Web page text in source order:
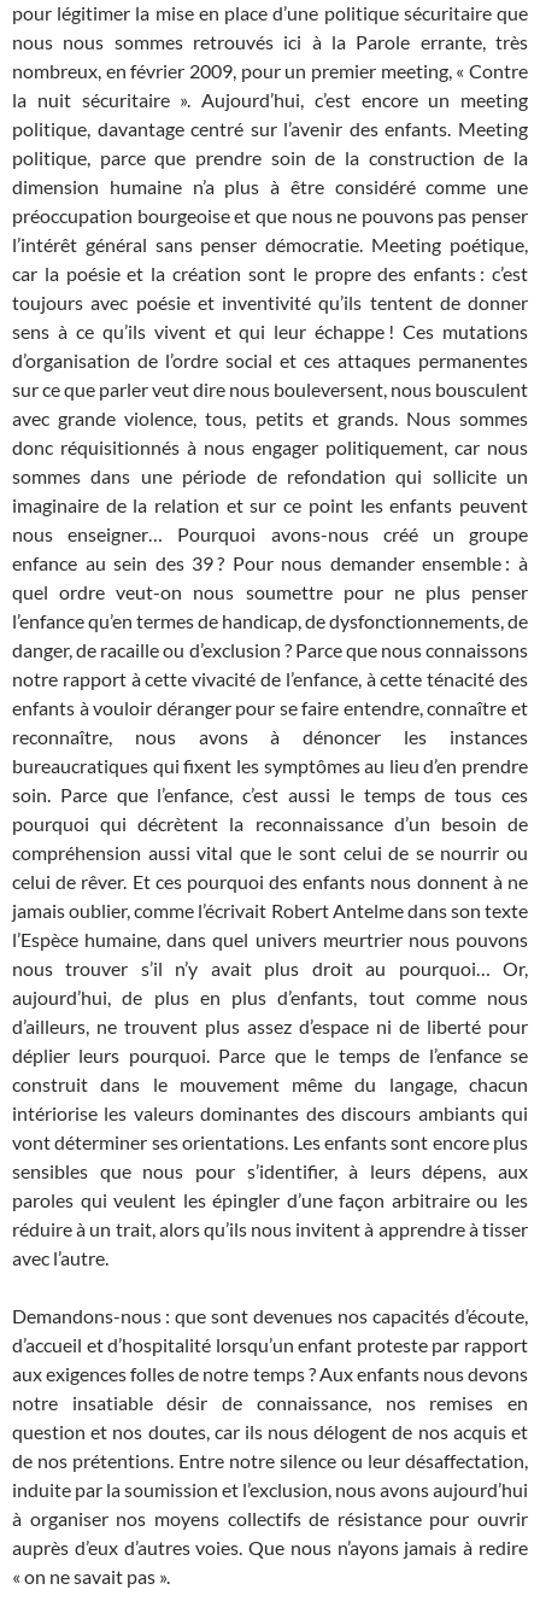
pour légitimer la mise en place d’une politique sécuritaire que
nous nous sommes retrouvés ici à la Parole errante, très
nombreux, en février 2009, pour un premier meeting, « Contre
la nuit sécuritaire ». Aujourd’hui, c’est encore un meeting
politique, davantage centré sur l’avenir des enfants. Meeting
politique, parce que prendre soin de la construction de la
dimension humaine n’a plus à être considéré comme une
préoccupation bourgeoise et que nous ne pouvons pas penser
l’intérêt général sans penser démocratie. Meeting poétique,
car la poésie et la création sont le propre des enfants : c’est
toujours avec poésie et inventivité qu’ils tentent de donner
sens à ce qu’ils vivent et qui leur échappe ! Ces mutations
d’organisation de l’ordre social et ces attaques permanentes
sur ce que parler veut dire nous bouleversent, nous bousculent
avec grande violence, tous, petits et grands. Nous sommes
donc réquisitionnés à nous engager politiquement, car nous
sommes dans une période de refondation qui sollicite un
imaginaire de la relation et sur ce point les enfants peuvent
nous enseigner… Pourquoi avons-nous créé un groupe
enfance au sein des 39 ? Pour nous demander ensemble : à
quel ordre veut-on nous soumettre pour ne plus penser
l’enfance qu’en termes de handicap, de dysfonctionnements, de
danger, de racaille ou d’exclusion ? Parce que nous connaissons
notre rapport à cette vivacité de l’enfance, à cette ténacité des
enfants à vouloir déranger pour se faire entendre, connaître et
reconnaître, nous avons à dénoncer les instances
bureaucratiques qui fixent les symptômes au lieu d’en prendre
soin. Parce que l’enfance, c’est aussi le temps de tous ces
pourquoi qui décrètent la reconnaissance d’un besoin de
compréhension aussi vital que le sont celui de se nourrir ou
celui de rêver. Et ces pourquoi des enfants nous donnent à ne
jamais oublier, comme l’écrivait Robert Antelme dans son texte
l’Espèce humaine, dans quel univers meurtrier nous pouvons
nous trouver s’il n’y avait plus droit au pourquoi… Or,
aujourd’hui, de plus en plus d’enfants, tout comme nous
d’ailleurs, ne trouvent plus assez d’espace ni de liberté pour
déplier leurs pourquoi. Parce que le temps de l’enfance se
construit dans le mouvement même du langage, chacun
intériorise les valeurs dominantes des discours ambiants qui
vont déterminer ses orientations. Les enfants sont encore plus
sensibles que nous pour s’identifier, à leurs dépens, aux
paroles qui veulent les épingler d’une façon arbitraire ou les
réduire à un trait, alors qu’ils nous invitent à apprendre à tisser
avec l’autre.
Demandons-nous : que sont devenues nos capacités d’écoute,
d’accueil et d’hospitalité lorsqu’un enfant proteste par rapport
aux exigences folles de notre temps ? Aux enfants nous devons
notre insatiable désir de connaissance, nos remises en
question et nos doutes, car ils nous délogent de nos acquis et
de nos prétentions. Entre notre silence ou leur désaffectation,
induite par la soumission et l’exclusion, nous avons aujourd’hui
à organiser nos moyens collectifs de résistance pour ouvrir
auprès d’eux d’autres voies. Que nous n’ayons jamais à redire
« on ne savait pas ».